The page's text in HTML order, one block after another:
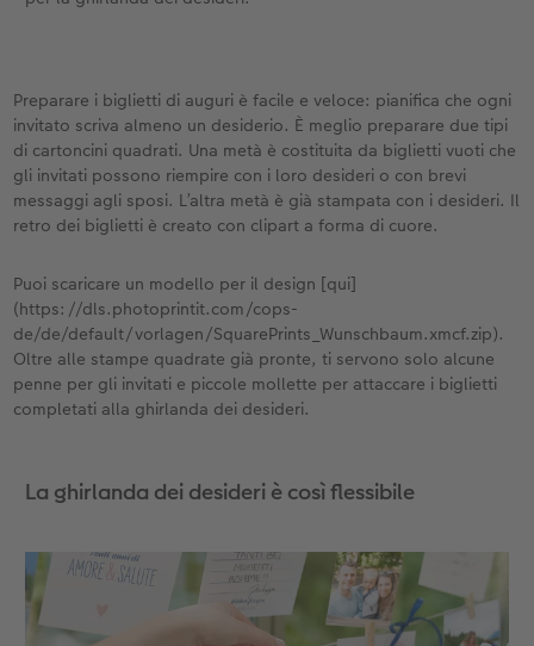
Preparare i biglietti di auguri è facile e veloce: pianifica che ogni
invitato scriva almeno un desiderio. È meglio preparare due tipi
di cartoncini quadrati. Una metà è costituita da biglietti vuoti che
gli invitati possono riempire con i loro desideri o con brevi
messaggi agli sposi. L’altra metà è già stampata con i desideri. Il
retro dei biglietti è creato con clipart a forma di cuore.
Puoi scaricare un modello per il design [qui]
(https://dls.photoprintit.com/cops-
de/de/default/vorlagen/SquarePrints_Wunschbaum.xmcf.zip).
Oltre alle stampe quadrate già pronte, ti servono solo alcune
penne per gli invitati e piccole mollette per attaccare i biglietti
completati alla ghirlanda dei desideri.
La ghirlanda dei desideri è così flessibile